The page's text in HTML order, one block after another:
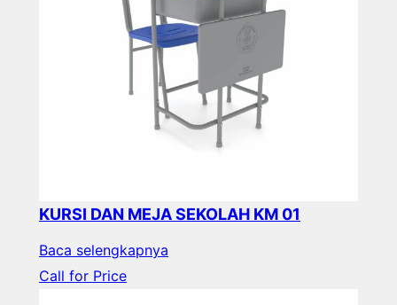
KURSI DAN MEJA SEKOLAH KM 01
Baca selengkapnya
Call for Price